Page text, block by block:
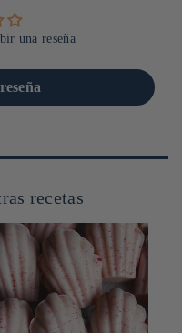
una reseña
recetas